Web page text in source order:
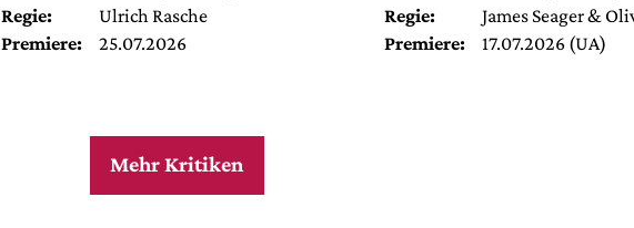
Regie:
Ulrich Rasche
Premiere:
25.07.2026
Regie:
James Seager &
Premiere:
17.07.2026 (UA)
Mehr Kritiken